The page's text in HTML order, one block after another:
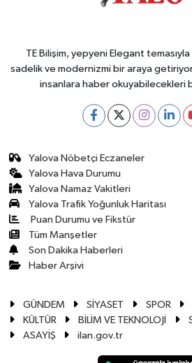
TE Bilişim, yepyeni Elegant
sadelik ve modernizmi bir araya
insanlara haber okuyabilecekleri
Yalova Nöbetçi Eczaneler
Yalova Hava Durumu
Yalova Namaz Vakitleri
Yalova Trafik Yoğunluk Haritası
Puan Durumu ve Fikstür
Tüm Manşetler
Son Dakika Haberleri
Haber Arşivi
GÜNDEM SİYASET SPOR
KÜLTÜR
BİLİM VE TEKNOLOJİ
ASAYİŞ
ilan.gov.tr